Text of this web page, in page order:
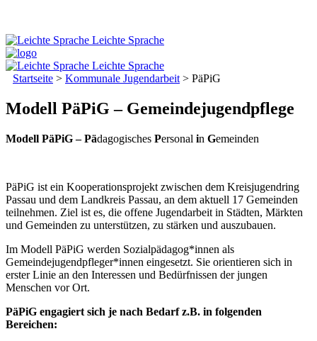
Leichte Sprache
Leichte Sprache
Startseite > Kommunale Jugendarbeit > PäPiG
Modell PäPiG – Gemeindejugendpflege
Modell PäPiG – Pädagogisches Personal in Gemeinden
PäPiG ist ein Kooperationsprojekt zwischen dem Kreisjugendring
Passau und dem Landkreis Passau, an dem aktuell 17 Gemeinden
teilnehmen. Ziel ist es, die offene Jugendarbeit in Städten, Märkten
und Gemeinden zu unterstützen, zu stärken und auszubauen.
Im Modell PäPiG werden Sozialpädagog*innen als
Gemeindejugendpfleger*innen eingesetzt. Sie orientieren sich in
erster Linie an den Interessen und Bedürfnissen der jungen
Menschen vor Ort.
PäPiG engagiert sich je nach Bedarf z.B. in folgenden
Bereichen: